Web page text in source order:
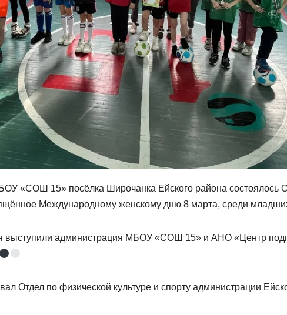
«СОШ 15» посёлка Широчанка Ейского района состоялось
Международному женскому дню 8 марта, среди
выступили администрация МБОУ «СОШ 15» и АНО «Центр
Отдел по физической культуре и спорту администрации